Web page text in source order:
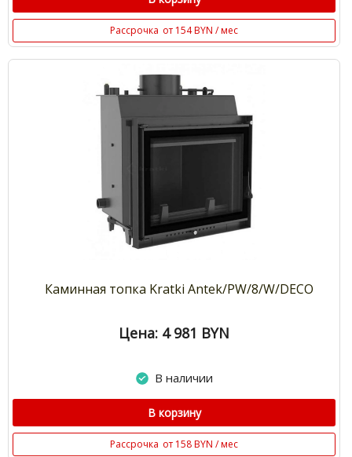
Рассрочка от 154 BYN / мес
Каминная топка Kratki Antek/PW/8/W/DECO
Цена: 4 981 BYN
В наличии
В корзину
Рассрочка от 158 BYN / мес